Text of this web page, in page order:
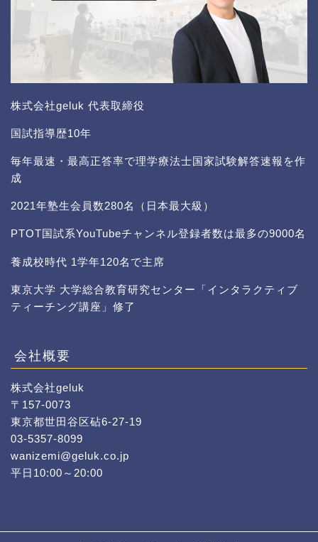
株式会社geluk 代表取締役
国試指導歴10年
毎年最速・最高正答率で理学療法士国家試験解答速報を作
成
2021年塾生会員数280名（日本最大級）
PTOT国試系YouTubeチャンネル登録者数は最多の9000名
養成校時代 1学年120名で主席
東京大学 大学総合教育研究センター「インタラクティブ
ティーチング講座」修了
会社概要
株式会社geluk
〒157-0073
東京都世田谷区砧6-27-19
03-5357-8099
wanizemi@geluk.co.jp
平日10:00～20:00